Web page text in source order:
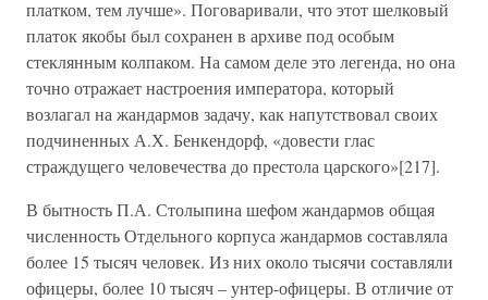
платком, тем лучше». Поговаривали, что этот шелковый
платок якобы был сохранен в архиве под особым
стеклянным колпаком. На самом деле это легенда, но она
точно отражает настроения императора, который
возлагал на жандармов задачу, как напутствовал своих
подчиненных А.Х. Бенкендорф, «довести глас
страждущего человечества до престола царского»[217].
В бытность П.А. Столыпина шефом жандармов общая
численность Отдельного корпуса жандармов составляла
более 15 тысяч человек. Из них около тысячи составляли
офицеры, более 10 тысяч – унтер-офицеры. В отличие от